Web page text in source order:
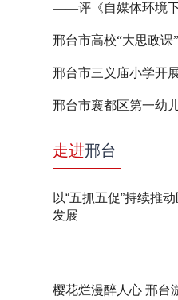
——评《自媒体环境下
邢台市高校“大思政课
邢台市三义庙小学开
邢台市襄都区第一幼
走进邢台
以“五抓五促”持续推
发展
樱花烂漫醉人心 邢台